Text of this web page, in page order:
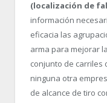
(localización de
información
eficacia las
arma para mejorar
conjunto de carriles
ninguna otra
de alcance de tiro